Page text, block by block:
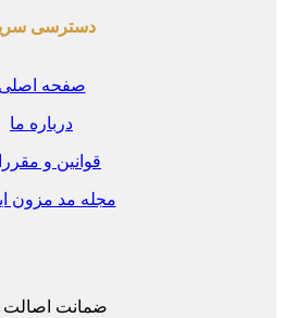
دسترسی سریع
صفحه اصلی
درباره ما
قوانین و مقررات
مجله مد مزون ایکس
ضمانت اصالت کالا